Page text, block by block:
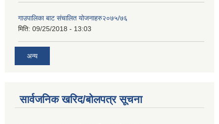
गाउपालिका बाट संचालित योजनाहरु२०७५/७६
मिति: 09/25/2018 - 13:03
अन्य
सार्वजनिक खरिद/बोलपत्र सूचना